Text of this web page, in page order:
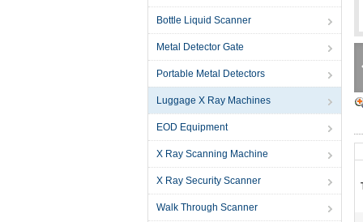
Bottle Liquid Scanner
Metal Detector Gate
Portable Metal Detectors
Luggage X Ray Machines
EOD Equipment
X Ray Scanning Machine
X Ray Security Scanner
Walk Through Scanner